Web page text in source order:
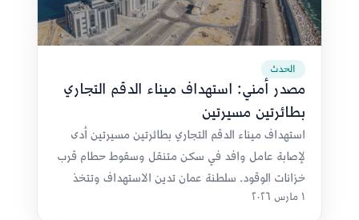
الحدث
مصدر أمني: استهداف ميناء الدقم التجاري
بطائرتين مسيرتين
استهداف ميناء الدقم التجاري بطائرتين مسيرتين أدى
لإصابة عامل وافد في سكن متنقل وسقوط حطام قرب
خزانات الوقود. سلطنة عمان تدين الاستهداف وتتخذ
إجراءات لحماية سلامة البلاد١ مارس ٢٠٢٦